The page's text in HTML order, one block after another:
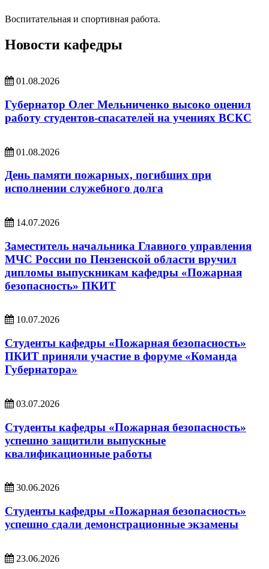
Воспитательная и спортивная работа.
Новости кафедры
01.08.2026
Губернатор Олег Мельниченко высоко оценил
работу студентов-спасателей на учениях ВСКС
01.08.2026
День памяти пожарных, погибших при
исполнении служебного долга
14.07.2026
Заместитель начальника Главного управления
МЧС России по Пензенской области вручил
дипломы выпускникам кафедры «Пожарная
безопасность» ПКИТ
10.07.2026
Студенты кафедры «Пожарная безопасность»
ПКИТ приняли участие в форуме «Команда
Губернатора»
03.07.2026
Студенты кафедры «Пожарная безопасность»
успешно защитили выпускные
квалификационные работы
30.06.2026
Студенты кафедры «Пожарная безопасность»
успешно сдали демонстрационные экзамены
23.06.2026